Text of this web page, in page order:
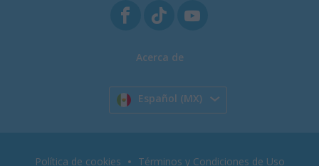
Acerca de
Español (MX)
Política de cookies Términos y Condiciones de Uso